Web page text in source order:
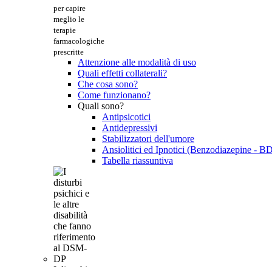
per capire
meglio le
terapie
farmacologiche
prescritte
Attenzione alle modalità di uso
Quali effetti collaterali?
Che cosa sono?
Come funzionano?
Quali sono?
Antipsicotici
Antidepressivi
Stabilizzatori dell'umore
Ansiolitici ed Ipnotici (Benzodiazepine -
Tabella riassuntiva